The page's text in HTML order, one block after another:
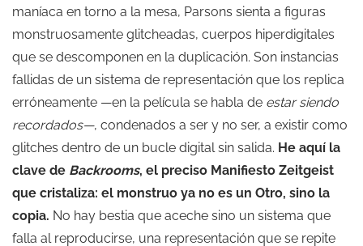
maníaca en torno a la mesa, Parsons sienta a figuras
monstruosamente glitcheadas, cuerpos hiperdigitales
que se descomponen en la duplicación. Son instancias
fallidas de un sistema de representación que los replica
erróneamente —en la película se habla de estar siendo
recordados—, condenados a ser y no ser, a existir como
glitches dentro de un bucle digital sin salida. He aquí la
clave de Backrooms, el preciso Manifiesto Zeitgeist
que cristaliza: el monstruo ya no es un Otro, sino la
copia. No hay bestia que aceche sino un sistema que
falla al reproducirse, una representación que se repite